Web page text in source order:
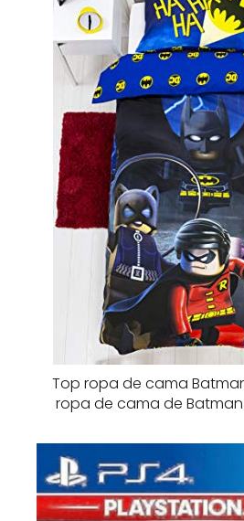
Top ropa de cama
ropa de cama de Batman